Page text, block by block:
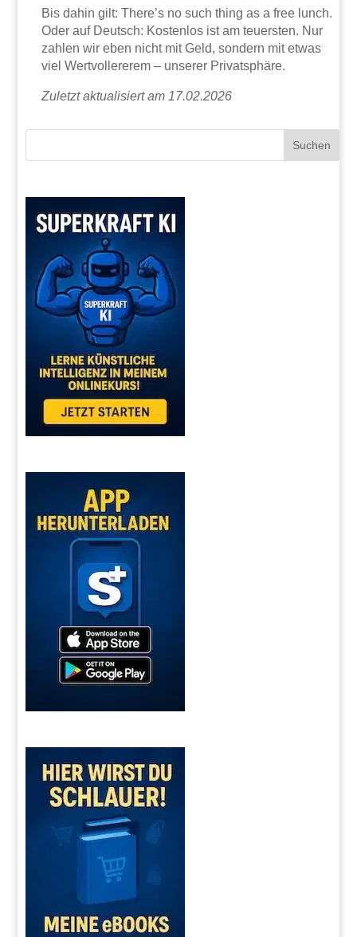
Bis dahin gilt: There’s no such thing as a free lunch.
Oder auf Deutsch: Kostenlos ist am teuersten. Nur
zahlen wir eben nicht mit Geld, sondern mit etwas
viel Wertvollererem – unserer Privatsphäre.
Zuletzt aktualisiert am 17.02.2026